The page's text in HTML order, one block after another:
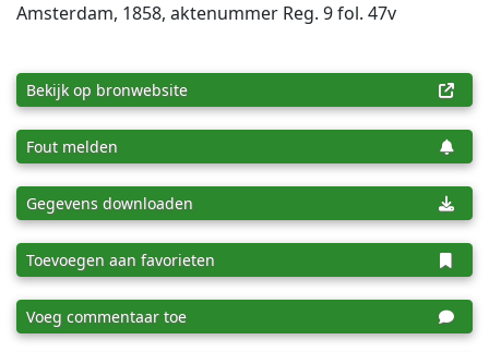
Amsterdam, 1858, aktenummer Reg. 9 fol. 47v
Bekijk op bronwebsite
Fout melden
Gegevens downloaden
Toevoegen aan favorieten
Voeg commentaar toe